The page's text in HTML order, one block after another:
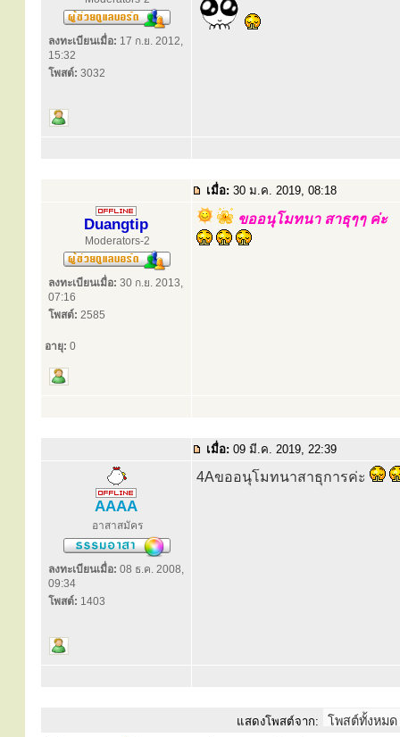
ลงทะเบียนเมื่อ: 17 ก.ย. 2012,
15:32
โพสต์: 3032
เมื่อ: 30 ม.ค. 2019, 08:18
Duangtip
Moderators-2
ลงทะเบียนเมื่อ: 30 ก.ย. 2013,
07:16
โพสต์: 2585
อายุ: 0
ขออนุโมทนา สาธุๆๆ ค่ะ
เมื่อ: 09 มี.ค. 2019, 22:39
AAAA
อาสาสมัคร
ลงทะเบียนเมื่อ: 08 ธ.ค. 2008,
09:34
โพสต์: 1403
4Aขออนุโมทนาสาธุการค่ะ
แสดงโพสต์จาก: